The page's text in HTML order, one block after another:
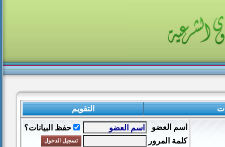
التقويم
اسم العضو
حفظ البيانات؟
كلمة المرور